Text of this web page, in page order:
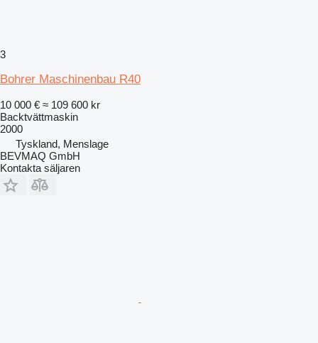
3
Bohrer Maschinenbau R40
10 000 € ≈ 109 600 kr
Backtvättmaskin
2000
Tyskland, Menslage
BEVMAQ GmbH
Kontakta säljaren